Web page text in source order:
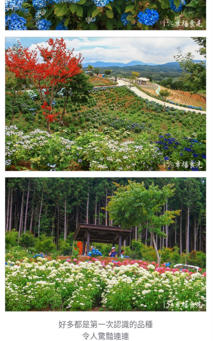
好多都是第一次認識的品種
令人驚豔連連